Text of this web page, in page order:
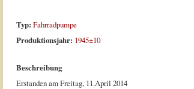
Typ: Fahrradpumpe
Produktionsjahr: 1945±10
Beschreibung
Erstanden am Freitag, 11.April 2014